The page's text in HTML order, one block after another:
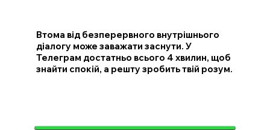
Втома від безперервного внутрішнього
діалогу може заважати заснути. У
Телеграм достатньо всього 4 хвилин, щоб
знайти спокій, а решту зробить твій розум.